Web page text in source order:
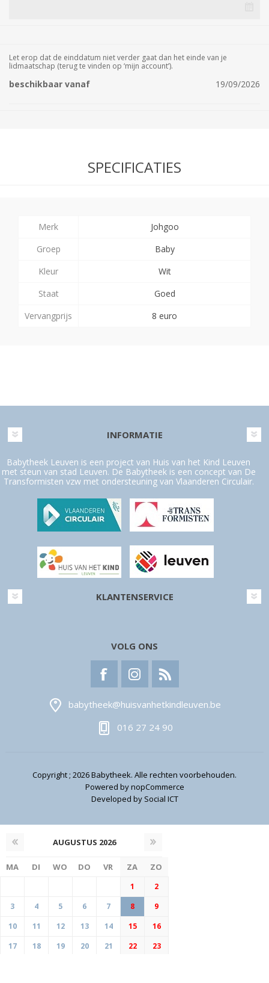
Let erop dat de einddatum niet verder gaat dan het einde van je
lidmaatschap (terug te vinden op ‘mijn account’).
beschikbaar vanaf 19/09/2026
SPECIFICATIES
Merk
Johgoo
Groep
Baby
Kleur
Wit
Staat
Goed
Vervangprijs
8 euro
INFORMATIE
Babytheek Leuven is een project van Huis van het Kind Leuven
met steun van stad Leuven. De Babytheek is een concept van De
Transformisten vzw met ondersteuning van Vlaanderen Circulair.
KLANTENSERVICE
VOLG ONS
babytheek@huisvanhetkindleuven.be
016 27 24 90
Copyright ; 2026 Babytheek. Alle rechten voorbehouden.
Powered bynopCommerce
Developed by Social ICT
AUGUSTUS 2026
MA DI WO DO VR ZA ZO
1
2
3
4 5 6 7 8
9
10
11 12 13 14 15
16
17
18 19 20 21 22
23